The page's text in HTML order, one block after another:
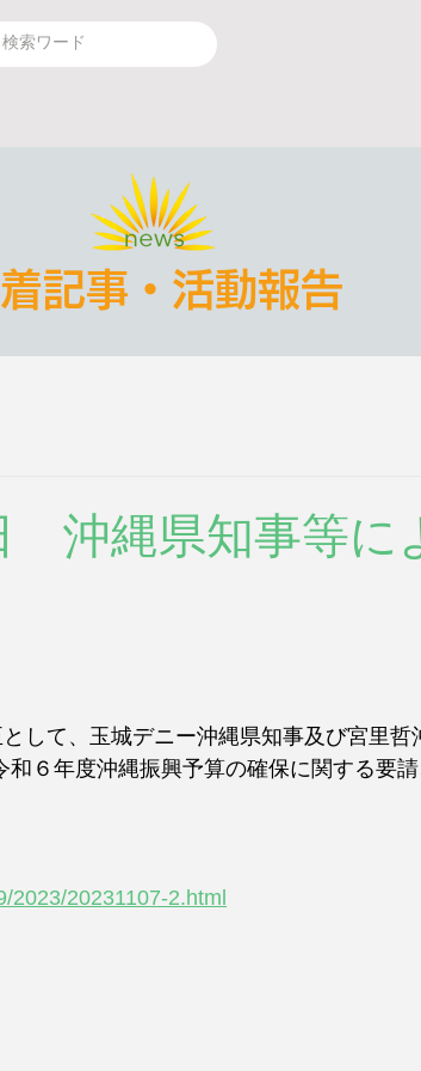
記事・活動報告
沖縄県知事等に
して、玉城デニー沖縄県知事及び宮里哲
６年度沖縄振興予算の確保に関する要
2023/20231107-2.html